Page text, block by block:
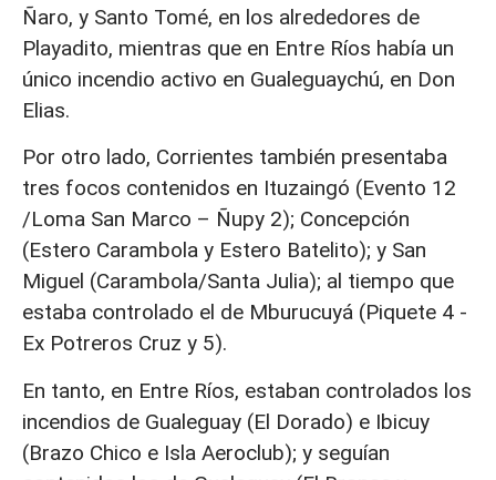
Ñaro, y Santo Tomé, en los alrededores de
Playadito, mientras que en Entre Ríos había un
único incendio activo en Gualeguaychú, en Don
Elias.
Por otro lado, Corrientes también presentaba
tres focos contenidos en Ituzaingó (Evento 12
/Loma San Marco – Ñupy 2); Concepción
(Estero Carambola y Estero Batelito); y San
Miguel (Carambola/Santa Julia); al tiempo que
estaba controlado el de Mburucuyá (Piquete 4 -
Ex Potreros Cruz y 5).
En tanto, en Entre Ríos, estaban controlados los
incendios de Gualeguay (El Dorado) e Ibicuy
(Brazo Chico e Isla Aeroclub); y seguían